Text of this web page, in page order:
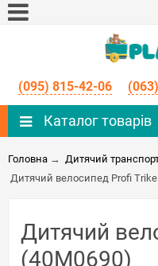
(095) 815-42-06
Каталог товарів
Головна → Дитячий
Дитячий велосипед Profi
Дитячий
(40M0690)